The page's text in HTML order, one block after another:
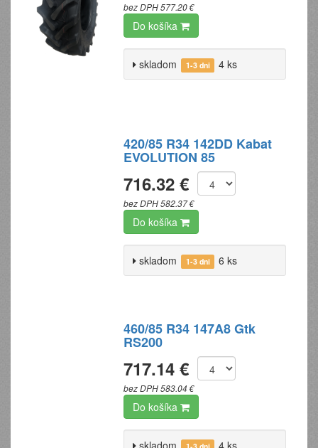
bez DPH 577.20 €
Do košíka
skladom 1-3 dni 4 ks
420/85 R34 142DD Kabat
EVOLUTION 85
716.32 €
bez DPH 582.37 €
Do košíka
skladom 1-3 dni 6 ks
460/85 R34 147A8 Gtk
RS200
717.14 €
bez DPH 583.04 €
Do košíka
skladom 4 ks